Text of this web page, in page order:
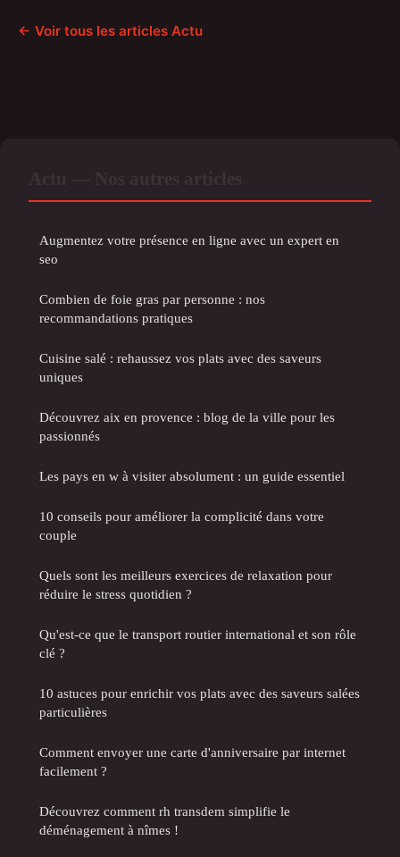
← Voir tous les articles Actu
Augmentez votre présence en ligne avec un expert en
seo
Combien de foie gras par personne : nos
recommandations pratiques
Cuisine salé : rehaussez vos plats avec des saveurs
uniques
Découvrez aix en provence : blog de la ville pour les
passionnés
Les pays en w à visiter absolument : un guide essentiel
10 conseils pour améliorer la complicité dans votre
couple
Quels sont les meilleurs exercices de relaxation pour
réduire le stress quotidien ?
Qu'est-ce que le transport routier international et son rôle
clé ?
10 astuces pour enrichir vos plats avec des saveurs salées
particulières
Comment envoyer une carte d'anniversaire par internet
facilement ?
Découvrez comment rh transdem simplifie le
déménagement à nîmes !